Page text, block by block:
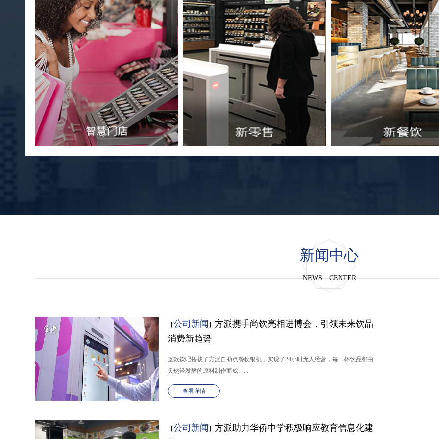
新零售
自助收银与会员营销系统 商
品溯源展示
获取详细方案
新餐饮
获取详细方案
智慧公共
自助查询服务终端、智
识终端与系统
获取详细方案
新闻中心
NEWS CENTER
【公司新闻 】 方派携手尚饮亮相进博会，引领未来饮品
消费新趋势
这款饮吧搭载了方派自助点餐收银机，实现了24小时无人经营，每一杯饮品都由
天然轻发酵的原料制作而成。...
查看详情
【公司新闻 】 方派助力华侨中学积极响应教育信息化建